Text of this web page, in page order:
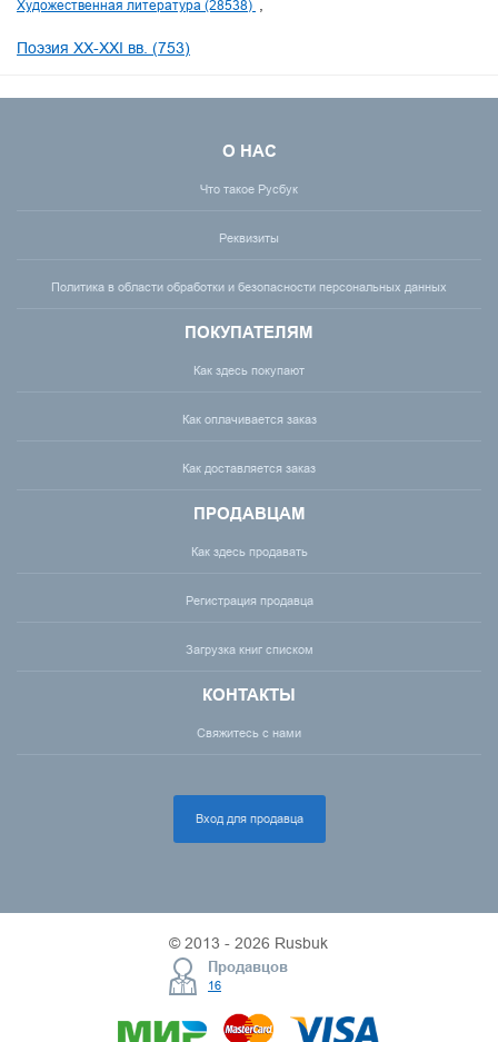
Художественная литература (28538)
Поэзия XX-XXI вв. (753)
О НАС
Что такое Русбук
Реквизиты
Политика в области обработки и безопасности персональных данных
ПОКУПАТЕЛЯМ
Как здесь покупают
Как оплачивается заказ
Как доставляется заказ
ПРОДАВЦАМ
Как здесь продавать
Регистрация продавца
Загрузка книг списком
КОНТАКТЫ
Свяжитесь с нами
Вход для продавца
© 2013 - 2026 Rusbuk
Продавцов
16